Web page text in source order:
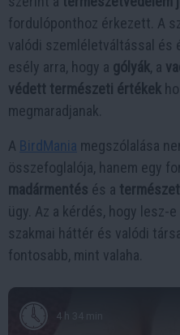
fordulóponthoz érkezett. A
valódi szemléletváltással és
esély arra, hogy a gólyák, a
védett természeti értékek
megmaradjanak.
A BirdMania megszólalása
összefoglalója, hanem egy
madármentés és a
ügy. Az a kérdés, hogy lesz-
szakmai háttér és valódi
fontosabb, mint valaha.
4 h 34 min